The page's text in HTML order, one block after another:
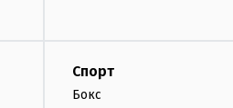
Спорт
Бокс